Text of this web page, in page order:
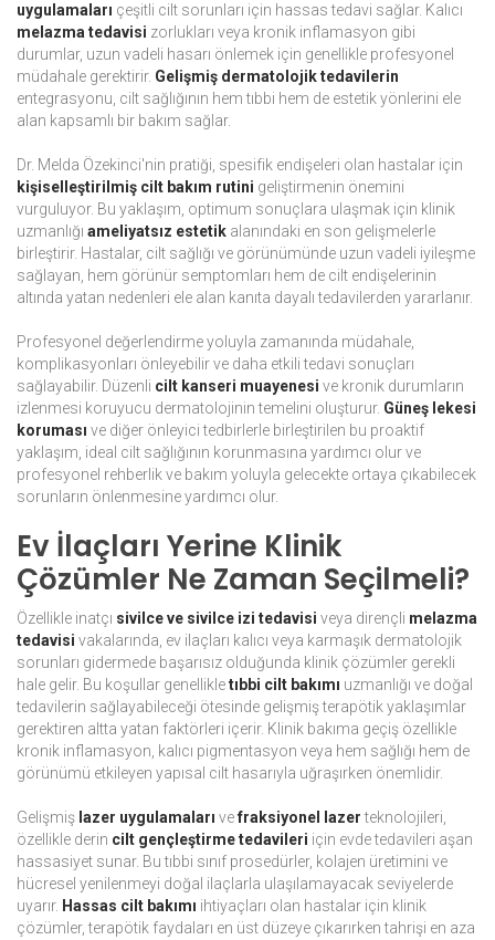
uygulamaları çeşitli cilt sorunları için hassas tedavi sağlar. Kalıcı
melazma tedavisi zorlukları veya kronik inflamasyon gibi
durumlar, uzun vadeli hasarı önlemek için genellikle profesyonel
müdahale gerektirir. Gelişmiş dermatolojik tedavilerin
entegrasyonu, cilt sağlığının hem tıbbi hem de estetik yönlerini ele
alan kapsamlı bir bakım sağlar.
Dr. Melda Özekinci'nin pratiği, spesifik endişeleri olan hastalar için
kişiselleştirilmiş cilt bakım rutini geliştirmenin önemini
vurguluyor. Bu yaklaşım, optimum sonuçlara ulaşmak için klinik
uzmanlığı ameliyatsız estetik alanındaki en son gelişmelerle
birleştirir. Hastalar, cilt sağlığı ve görünümünde uzun vadeli iyileşme
sağlayan, hem görünür semptomları hem de cilt endişelerinin
altında yatan nedenleri ele alan kanıta dayalı tedavilerden yararlanır.
Profesyonel değerlendirme yoluyla zamanında müdahale,
komplikasyonları önleyebilir ve daha etkili tedavi sonuçları
sağlayabilir. Düzenli cilt kanseri muayenesi ve kronik durumların
izlenmesi koruyucu dermatolojinin temelini oluşturur. Güneş lekesi
koruması ve diğer önleyici tedbirlerle birleştirilen bu proaktif
yaklaşım, ideal cilt sağlığının korunmasına yardımcı olur ve
profesyonel rehberlik ve bakım yoluyla gelecekte ortaya çıkabilecek
sorunların önlenmesine yardımcı olur.
Ev İlaçları Yerine Klinik
Çözümler Ne Zaman Seçilmeli?
Özellikle inatçı sivilce ve sivilce izi tedavisi veya dirençli melazma
tedavisi vakalarında, ev ilaçları kalıcı veya karmaşık dermatolojik
sorunları gidermede başarısız olduğunda klinik çözümler gerekli
hale gelir. Bu koşullar genellikletıbbi cilt bakımı uzmanlığı ve doğal
tedavilerin sağlayabileceği ötesinde gelişmiş terapötik yaklaşımlar
gerektiren altta yatan faktörleri içerir. Klinik bakıma geçiş özellikle
kronik inflamasyon, kalıcı pigmentasyon veya hem sağlığı hem de
görünümü etkileyen yapısal cilt hasarıyla uğraşırken önemlidir.
Gelişmiş lazer uygulamaları vefraksiyonel lazerteknolojileri,
özellikle derin cilt gençleştirme tedavileri için evde tedavileri aşan
hassasiyet sunar. Bu tıbbi sınıf prosedürler, kolajen üretimini ve
hücresel yenilenmeyi doğal ilaçlarla ulaşılamayacak seviyelerde
uyarır. Hassas cilt bakımı ihtiyaçları olan hastalar için klinik
çözümler, terapötik faydaları en üst düzeye çıkarırken tahrişi en aza